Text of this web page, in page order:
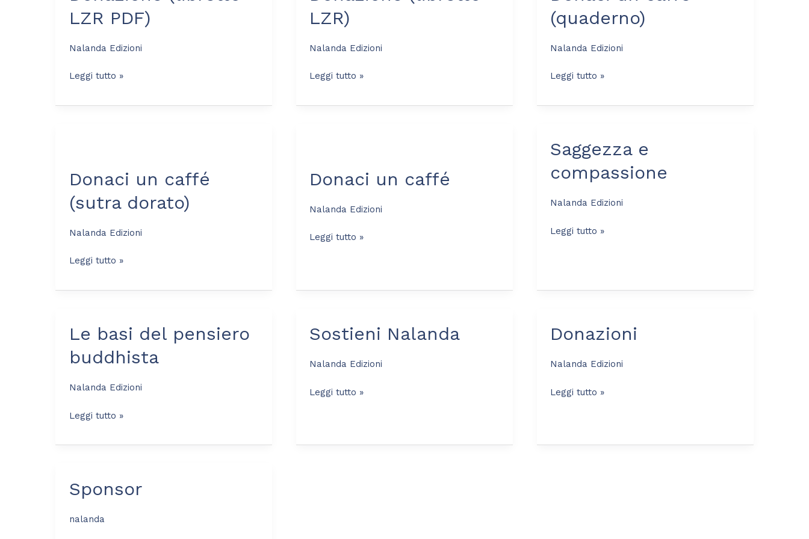
LZR PDF)
Nalanda Edizioni
Leggi tutto »
LZR)
Nalanda Edizioni
Leggi tutto »
(quaderno)
Nalanda Edizioni
(quaderno)
Leggi tutto »
Donaci un caffé
(sutra dorato)
Nalanda Edizioni
caffé
(sutra
dorato)
Leggi tutto »
Donaci un caffé
Nalanda Edizioni
caffé
Leggi tutto »
Saggezza e
compassione
Nalanda Edizioni
Saggezza
compassione
Leggi tutto »
Le basi del pensiero
buddhista
Nalanda Edizioni
Le
del
buddhista
Leggi tutto »
Sostieni Nalanda
Nalanda Edizioni
Sostieni
Leggi tutto »
Donazioni
Nalanda Edizioni
Donazioni
Leggi tutto »
Sponsor
nalanda
Sponsor